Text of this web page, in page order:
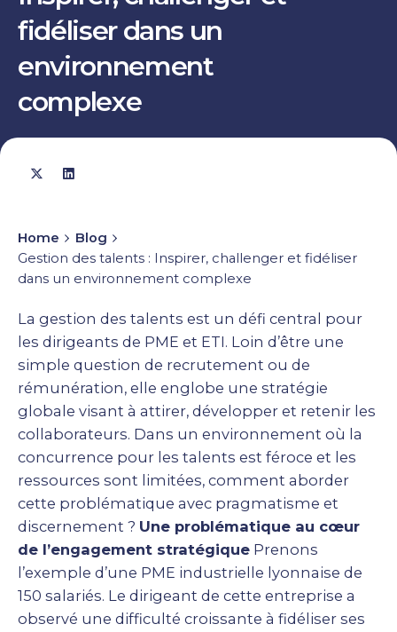
fidéliser dans un
environnement
complexe
Home
Blog
Gestion des talents : Inspirer, challenger et fidéliser
dans un environnement complexe
La gestion des talents est un défi central pour
les dirigeants de PME et ETI. Loin d’être une
simple question de recrutement ou de
rémunération, elle englobe une stratégie
globale visant à attirer, développer et retenir les
collaborateurs. Dans un environnement où la
concurrence pour les talents est féroce et les
ressources sont limitées, comment aborder
cette problématique avec pragmatisme et
discernement ? Une problématique au cœur
de l’engagement stratégique Prenons
l’exemple d’une PME industrielle lyonnaise de
150 salariés. Le dirigeant de cette entreprise a
observé une difficulté croissante à fidéliser ses